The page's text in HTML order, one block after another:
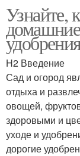
Узнайте,
H2 Введение
Сад и огород
отдыха и
овощей,
здоровыми и
уходе и
дорогие